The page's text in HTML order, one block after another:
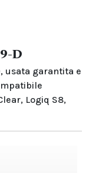
D
usata garantita e
Logiq S8,